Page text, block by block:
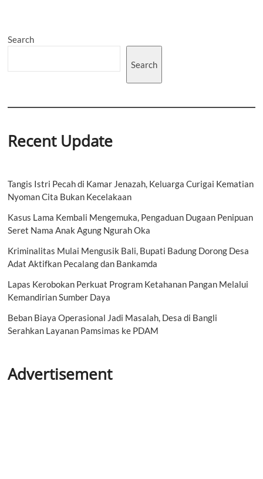
Search
Search
Recent Update
Tangis Istri Pecah di Kamar Jenazah, Keluarga Curigai Kematian
Nyoman Cita Bukan Kecelakaan
Kasus Lama Kembali Mengemuka, Pengaduan Dugaan Penipuan
Seret Nama Anak Agung Ngurah Oka
Kriminalitas Mulai Mengusik Bali, Bupati Badung Dorong Desa
Adat Aktifkan Pecalang dan Bankamda
Lapas Kerobokan Perkuat Program Ketahanan Pangan Melalui
Kemandirian Sumber Daya
Beban Biaya Operasional Jadi Masalah, Desa di Bangli
Serahkan Layanan Pamsimas ke PDAM
Advertisement